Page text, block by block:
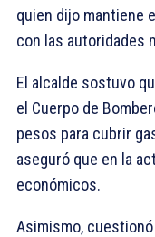
quien dijo mantiene
con las autoridades
El alcalde sostuvo
el Cuerpo de
pesos para cubrir
aseguró que en la
económicos.
Asimismo,